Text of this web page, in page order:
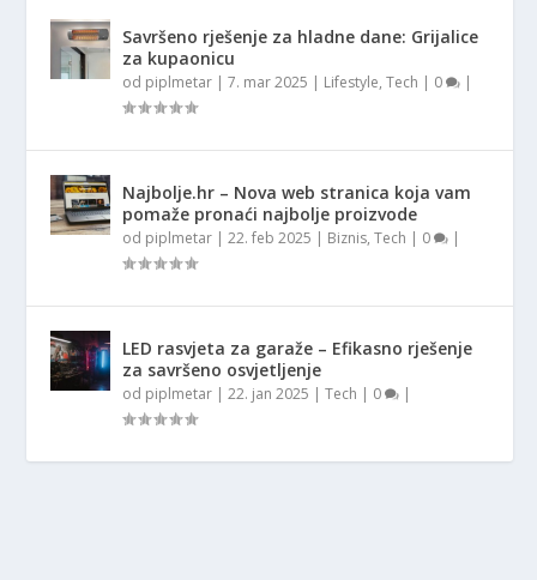
Savršeno rješenje za hladne dane: Grijalice
za kupaonicu
od piplmetar |7. mar 2025 | Lifestyle,Tech | 0 |
Najbolje.hr – Nova web stranica koja vam
pomaže pronaći najbolje proizvode
od piplmetar |22. feb 2025 | Biznis,Tech | 0 |
LED rasvjeta za garaže – Efikasno rješenje
za savršeno osvjetljenje
od piplmetar |22. jan 2025 |Tech | 0 |